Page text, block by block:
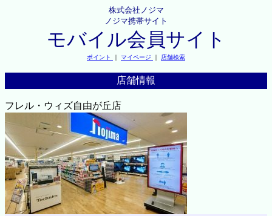
株式会社ノジマ
ノジマ携帯サイト
モバイル会員サイト
ポイント ｜ マイページ ｜ 店舗検索
店舗情報
フレル・ウィズ自由が丘店